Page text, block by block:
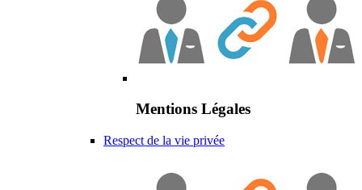
Mentions Légales
Respect de la vie privée